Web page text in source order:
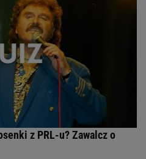
z PRL-u? Zawalcz o